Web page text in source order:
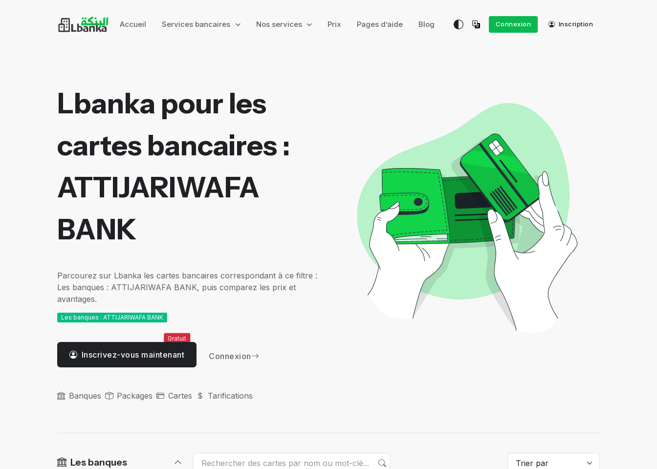
Accueil Services bancaires Nos services Prix Pages d’aide Blog Connexion Inscription
Lbanka pour les
cartes bancaires :
ATTIJARIWAFA
BANK
Parcourez sur Lbanka les cartes bancaires correspondant à ce filtre :
Les banques : ATTIJARIWAFA BANK, puis comparez les prix et
avantages.
Les banques : ATTIJARIWAFA BANK
Gratuit
Inscrivez-vous maintenant Connexion
Banques Packages Cartes Tarifications
Les banques